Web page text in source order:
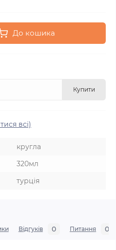
До кошика
Купити
всі)
кругла
320мл
турція
Відгуків 0 Питання 0